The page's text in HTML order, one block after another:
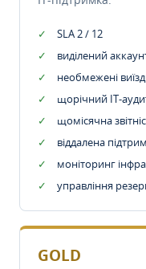
SLA 2 / 12
виділений
необмежені
щорічний IT-
щомісячна
віддалена
моніторинг
управління
GOLD